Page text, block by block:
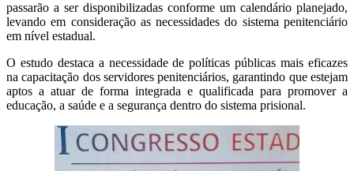
passarão a ser disponibilizadas conforme um calendário planejado,
levando em consideração as necessidades do sistema penitenciário
em nível estadual.
O estudo destaca a necessidade de políticas públicas mais eficazes
na capacitação dos servidores penitenciários, garantindo que estejam
aptos a atuar de forma integrada e qualificada para promover a
educação, a saúde e a segurança dentro do sistema prisional.